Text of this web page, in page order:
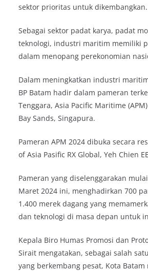
sektor prioritas untuk dikembangkan.
Sebagai sektor padat karya, padat
teknologi, industri maritim memiliki
dalam menopang perekonomian
Dalam meningkatkan industri
BP Batam hadir dalam pameran
Tenggara, Asia Pacific Maritime
Bay Sands, Singapura.
Pameran APM 2024 dibuka secara
of Asia Pasific RX Global, Yeh Chien
Pameran yang diselenggarakan
Maret 2024 ini, menghadirkan 700
1.400 merek dagang yang
dan teknologi di masa depan untuk
Kepala Biro Humas Promosi dan
Sirait mengatakan, sebagai salah
yang berkembang pesat, Kota